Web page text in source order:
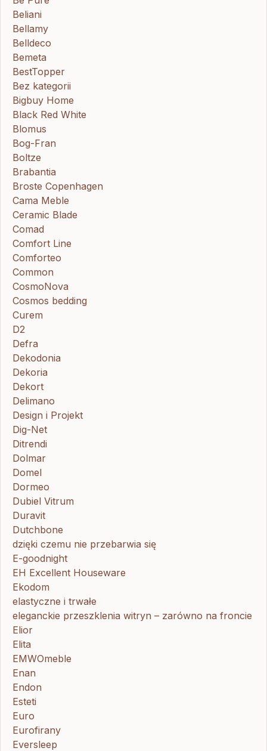
Beliani
Bellamy
Belldeco
Bemeta
BestTopper
Bez kategorii
Bigbuy Home
Black Red White
Blomus
Bog-Fran
Boltze
Brabantia
Broste Copenhagen
Cama Meble
Ceramic Blade
Comad
Comfort Line
Comforteo
Common
CosmoNova
Cosmos bedding
Curem
D2
Defra
Dekodonia
Dekoria
Dekort
Delimano
Design i Projekt
Dig-Net
Ditrendi
Dolmar
Domel
Dormeo
Dubiel Vitrum
Duravit
Dutchbone
dzięki czemu nie przebarwia się
E-goodnight
EH Excellent Houseware
Ekodom
elastyczne i trwałe
eleganckie przeszklenia witryn – zarówno na froncie
Elior
Elita
EMWOmeble
Enan
Endon
Esteti
Euro
Eurofirany
Eversleep